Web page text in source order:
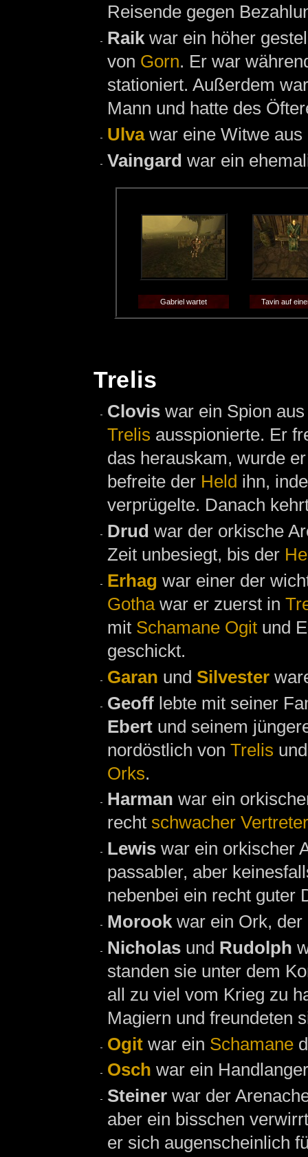
Reisende gegen
Raikwar ein höher
von Gorn. Er war
stationiert. Außerdem
Mann und hatte des
Ulvawar eine Witwe aus
Vaingard war ein
Gabriel wartet Tavin auf
Trelis
Clovis war ein Spion
Trelis ausspionierte. Er
das herauskam, wurde
befreite der Held ihn,
verprügelte. Danach
Drud war der orkische
Zeit unbesiegt, bis der
Erhag war einer der
Gothawar er zuerst in
mit Schamane Ogit und
geschickt.
Garan und Silvester
Geoff lebte mit seiner
Ebert und seinem
nordöstlich von Trelis
Orks.
Harman war ein
recht schwacher
Lewis war ein orkischer
passabler, aber
nebenbei ein recht guter
Morook war ein Ork,
Nicholas und Rudolph
standen sie unter dem
all zu viel vom Krieg zu
Magiern und freundeten
Ogit war ein Schamane
Osch war ein
Steiner war der
aber ein bisschen
er sich augenscheinlich